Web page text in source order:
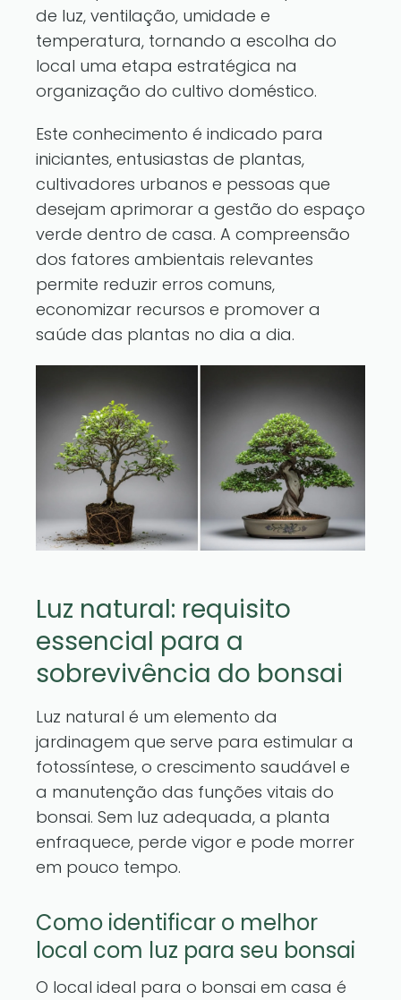
de luz, ventilação, umidade e
temperatura, tornando a escolha do
local uma etapa estratégica na
organização do cultivo doméstico.
Este conhecimento é indicado para
iniciantes, entusiastas de plantas,
cultivadores urbanos e pessoas que
desejam aprimorar a gestão do espaço
verde dentro de casa. A compreensão
dos fatores ambientais relevantes
permite reduzir erros comuns,
economizar recursos e promover a
saúde das plantas no dia a dia.
Luz natural: requisito
essencial para a
sobrevivência do bonsai
Luz natural é um elemento da
jardinagem que serve para estimular a
fotossíntese, o crescimento saudável e
a manutenção das funções vitais do
bonsai. Sem luz adequada, a planta
enfraquece, perde vigor e pode morrer
em pouco tempo.
Como identificar o melhor
local com luz para seu bonsai
O local ideal para o bonsai em casa é